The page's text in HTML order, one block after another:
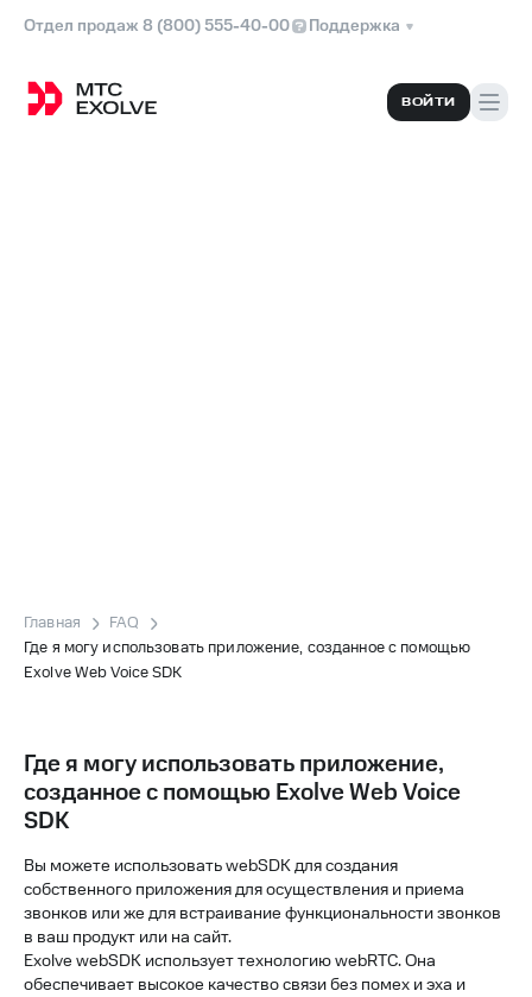
Отдел продаж 8 (800) 555-40-00 Поддержка
ВОЙТИ
Главная
FAQ
Где я могу использовать приложение, созданное с помощью
Exolve Web Voice SDK
Где я могу использовать приложение,
созданное с помощью Exolve Web Voice
SDK
Вы можете использовать webSDK для создания
собственного приложения для осуществления и приема
звонков или же для встраивание функциональности звонков
в ваш продукт или на сайт.
Exolve webSDK использует технологию webRTC. Она
обеспечивает высокое качество связи без помех и эха и